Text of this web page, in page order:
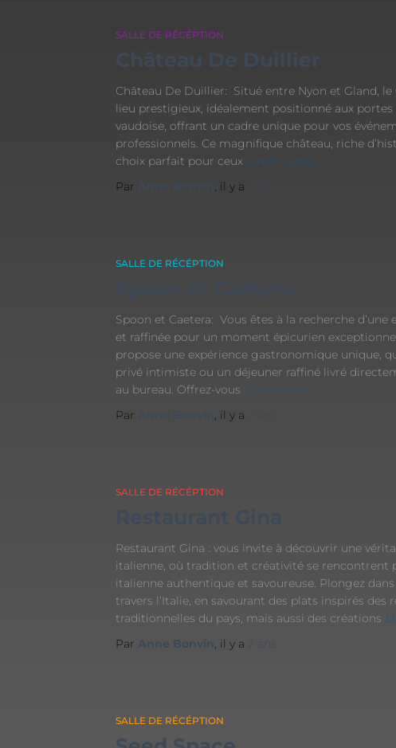
SALLE DE RÉCÉPTION
Château De Duillier
Château De Duillier: Situé entre Nyon et Gland,
lieu prestigieux, idéalement positionné aux
vaudoise, offrant un cadre unique pour vos
professionnels. Ce magnifique château, riche
choix parfait pour ceux Lire la suite…
Par Anne Bonvin , il y a
SALLE DE RÉCÉPTION
Spoon et Caetera: Vous êtes à la recherche
et raffinée pour un moment épicurien
propose une expérience gastronomique unique,
privé intimiste ou un déjeuner raffiné livré
au bureau. Offrez-vous Lire la suite…
Par
, il y a
SALLE DE RÉCÉPTION
Restaurant Gina : vous invite à découvrir une
italienne, où tradition et créativité se rencontrent
italienne authentique et savoureuse. Plongez
travers l’Italie, en savourant des plats inspirés des
traditionnelles du pays, mais aussi des créations
Par Anne Bonvin, il y a 2 ans
SALLE DE RÉCÉPTION